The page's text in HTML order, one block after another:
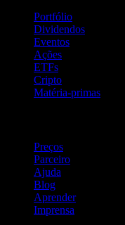
Portfólio
Dividendos
Eventos
Ações
ETFs
Cripto
Matéria-primas
Preços
Parceiro
Ajuda
Blog
Aprender
Imprensa